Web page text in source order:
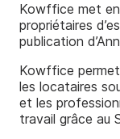
Kowffice met
propriétaires
publication
Kowffice
les locataires
et les
travail grâce au